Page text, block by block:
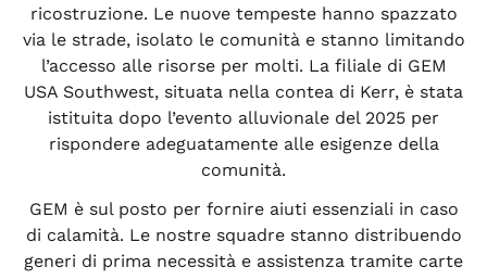
ricostruzione. Le nuove tempeste hanno spazzato
via le strade, isolato le comunità e stanno limitando
l’accesso alle risorse per molti. La filiale di GEM
USA Southwest, situata nella contea di Kerr, è stata
istituita dopo l’evento alluvionale del 2025 per
rispondere adeguatamente alle esigenze della
comunità.
GEM è sul posto per fornire aiuti essenziali in caso
di calamità. Le nostre squadre stanno distribuendo
generi di prima necessità e assistenza tramite carte